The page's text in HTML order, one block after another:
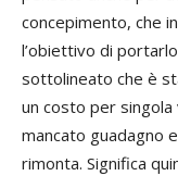
concepimento, che
l’obiettivo di
sottolineato che è
un costo per singola
mancato guadagno
rimonta. Significa